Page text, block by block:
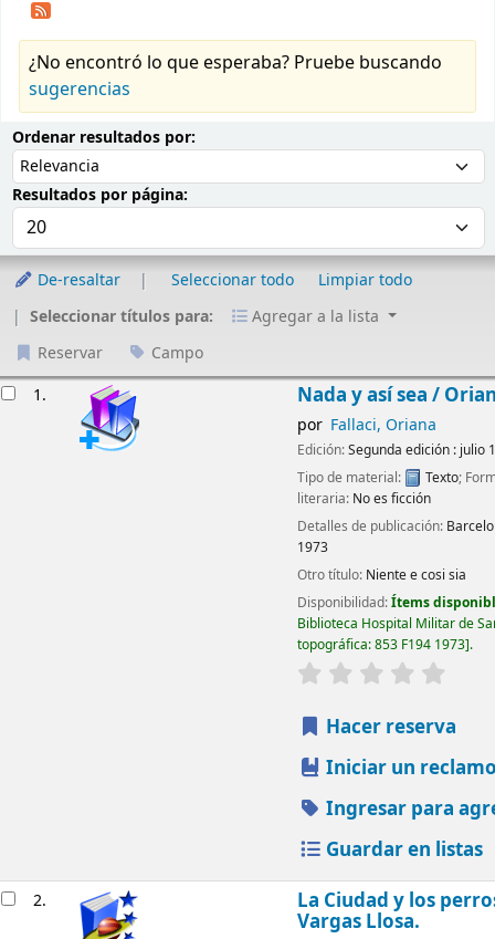
¿No encontró lo que esperaba? Pruebe buscando
sugerencias
Ordenar resultados por:
Resultados por página:
De-resaltar Seleccionar todo
Limpiar todo
Seleccionar títulos para:
Agregar a la lista
Reservar
Campo
1. Nada y así sea /
por Fallaci, Oriana
Edición:Segunda edición : julio
Tipo de material:
Texto;
literaria: No es ficción
Detalles de publicación:
1973
Otro título: Niente e cosi sia
Disponibilidad:Ítems
Biblioteca Hospital Militar de
topográfica:853 F194 1973 .
valoración
Hacer reserva
Iniciar un
Ingresar para
Guardar en listas
2. La Ciudad y los
Vargas Llosa.